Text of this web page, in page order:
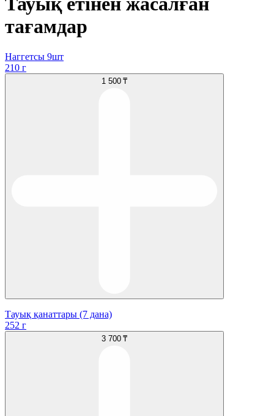
тағамдар
Наггетсы 9шт
210 г
1 500 ₸
Тауық қанаттары (7 дана)
252 г
3 700 ₸